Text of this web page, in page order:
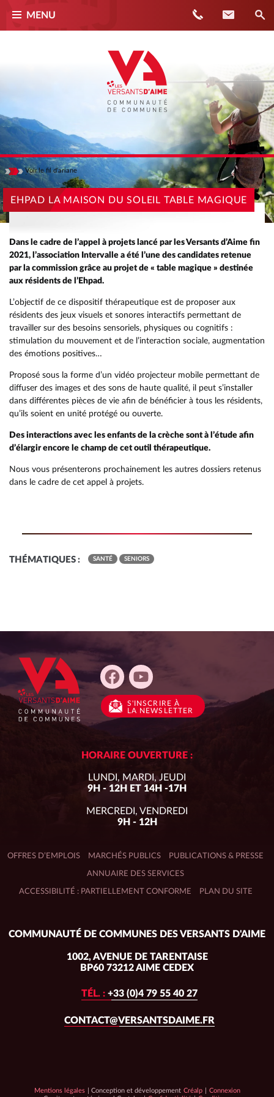
Téléphone Contact
MENU
RETOUR
VOS ÉLUS
ANNUAIRE DES SERVICES
RETOUR
RETOUR
ACCOMPAGNEMENT SCOLAIRE EAC
AUTRES STRUCTURES DU
RETOUR
RETOUR
ÉQUIPE
ADMISSIONS
RETOUR
COLLECTE DES DÉCHETS
COMPOSTAGE & BIODÉCHETS
RETOUR
RETOUR
LES EXPOSITIONS
LES COURS
RETOUR
LES COURS
TARIFS ET INSCRIPTIONS
RETOUR
ACTIVITÉS
BIODIVERSITÉ
ACTUALITÉS
Voir
Masquer
le fil d'ariane
EHPAD LA MAISON DU SOLEIL TABLE MAGIQUE
Dans le cadre de l’appel à projets lancé par les Versants d’Aime fin
2021, l’association Intervalle a été l’une des candidates retenue
par la commission grâce au projet de « table magique » destinée
aux résidents de l’Ehpad.
L’objectif de ce dispositif thérapeutique est de proposer aux
résidents des jeux visuels et sonores interactifs permettant de
travailler sur des besoins sensoriels, physiques ou cognitifs :
stimulation du mouvement et de l’interaction sociale, augmentation
des émotions positives…
Proposé sous la forme d’un vidéo projecteur mobile permettant de
diffuser des images et des sons de haute qualité, il peut s’installer
dans différentes pièces de vie afin de bénéficier à tous les résidents,
qu’ils soient en unité protégé ou ouverte.
Des interactions avec les enfants de la crèche sont à l’étude afin
d’élargir encore le champ de cet outil thérapeutique.
Nous vous présenterons prochainement les autres dossiers retenus
dans le cadre de cet appel à projets.
THÉMATIQUES : SANTÉ SENIORS
HORAIRE OUVERTURE :
LUNDI, MARDI, JEUDI
9H - 12H ET 14H -17H
MERCREDI, VENDREDI
9H - 12H
OFFRES D’EMPLOIS MARCHÉS PUBLICS PUBLICATIONS & PRESSE
ANNUAIRE DES SERVICES
ACCESSIBILITÉ : PARTIELLEMENT CONFORME PLAN DU SITE
S'INSCRIRE À
LA NEWSLETTER
Adresse
COMMUNAUTÉ DE COMMUNES DES VERSANTS D'AIME
1002, AVENUE DE TARENTAISE
BP60 73212 AIME CEDEX
TÉL. :+33 (0)4 79 55 40 27
CONTACT@VERSANTSDAIME.FR
Mentions légales | Conception et développement Conception
Créalp
Connexion